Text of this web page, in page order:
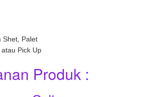
Shet, Palet
Pick Up
Produk :